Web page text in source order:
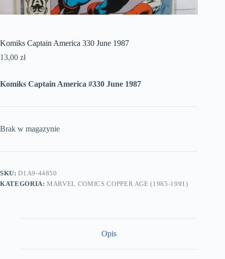
Komiks Captain America 330 June 1987
13,00 zł
Komiks Captain America #330 June 1987
Brak w magazynie
SKU:D1A9-44850
KATEGORIA:MARVEL COMICS COPPER AGE (1985-1991)
Opis